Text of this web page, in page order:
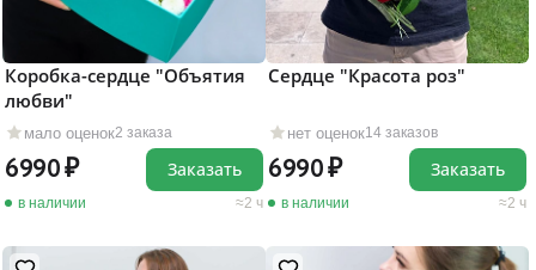
мало оценок2 заказа
Коробка-сердце "Объятия
любви"
6990
в наличии 2 ч
Заказать
нет оценок14 заказов
Сердце "Красота роз"
6990
в наличии 2 ч
Заказать